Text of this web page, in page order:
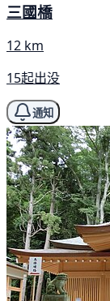
三國橋
12 km
15起出没
通知